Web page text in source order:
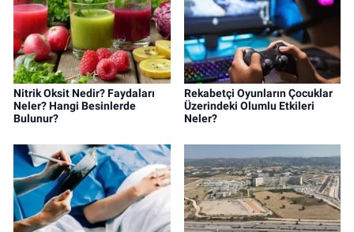
Nitrik Oksit Nedir? Faydaları
Neler? Hangi Besinlerde
Bulunur?
Rekabetçi Oyunların Çocuklar
Üzerindeki Olumlu Etkileri
Neler?